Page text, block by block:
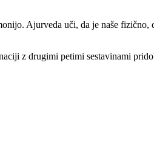
Ajurveda uči, da je naše fizično,
z drugimi petimi sestavinami